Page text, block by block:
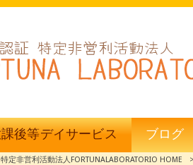
後等デイサービス ブログ
非営利活動法人FORTUNALABORATORIO HOME >